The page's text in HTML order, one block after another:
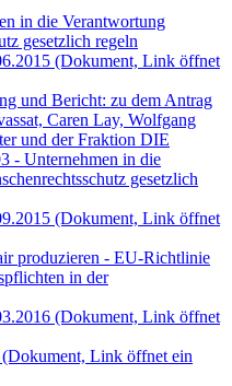
in die Verantwortung
gesetzlich regeln
(Dokument, Link öffnet
und Bericht: zu dem Antrag
Caren Lay, Wolfgang
und der Fraktion DIE
- Unternehmen in die
gesetzlich
(Dokument, Link öffnet
produzieren - EU-Richtlinie
in der
(Dokument, Link öffnet
(Dokument, Link öffnet ein